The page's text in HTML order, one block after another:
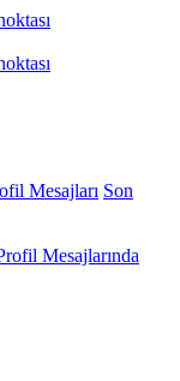
Mesajları Son
Mesajlarında